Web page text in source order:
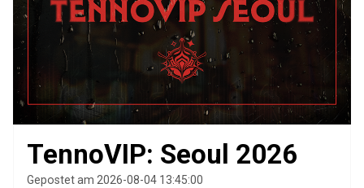
TennoVIP: Seoul 2026
Gepostet am 2026-08-04 13:45:00